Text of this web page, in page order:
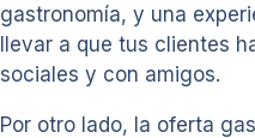
gastronomía, y una
llevar a que tus clientes
sociales y con amigos.
Por otro lado, la oferta